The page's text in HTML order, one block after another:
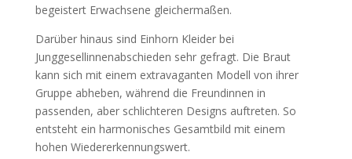
begeistert Erwachsene gleichermaßen.
Darüber hinaus sind Einhorn Kleider bei
Junggesellinnenabschieden sehr gefragt. Die Braut
kann sich mit einem extravaganten Modell von ihrer
Gruppe abheben, während die Freundinnen in
passenden, aber schlichteren Designs auftreten. So
entsteht ein harmonisches Gesamtbild mit einem
hohen Wiedererkennungswert.